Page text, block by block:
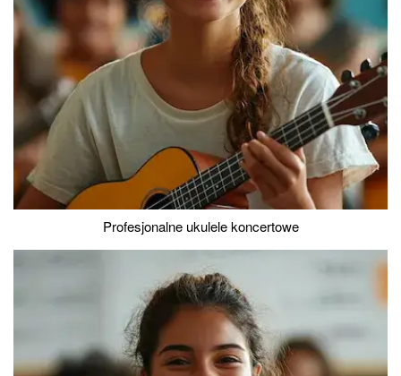
Profesjonalne ukulele koncertowe